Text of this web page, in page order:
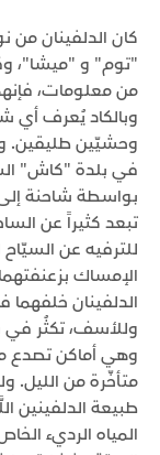
كان الدلفينان من
"توم" و "ميشا"،
وبالكاد يُعرف أي
وحشيّين طليقين.
بواسطة شاحنة إلى
تبعد كثيراً عن
الإمساك
الدلفينان
وللأسف، تكثُر في
وهي أماكن تصدع
متأخّرة من الليل.
طبيعة الدلفينين
المياه الرديء